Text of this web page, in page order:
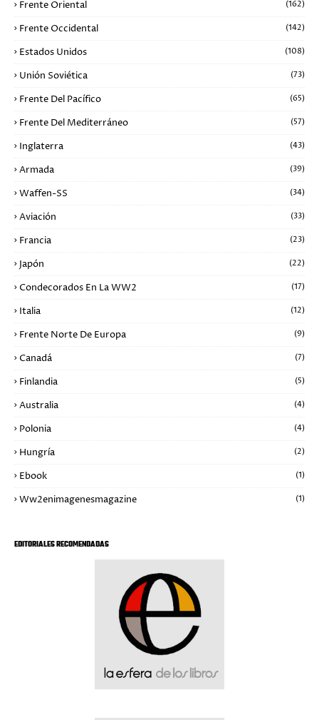
Frente Oriental (162)
Frente Occidental (142)
Estados Unidos (108)
Unión Soviética (73)
Frente Del Pacífico (65)
Frente Del Mediterráneo (57)
Inglaterra (43)
Armada (39)
Waffen-SS (34)
Aviación (33)
Francia (23)
Japón (22)
Condecorados En La WW2 (17)
Italia (12)
Frente Norte De Europa (9)
Canadá (7)
Finlandia (5)
Australia (4)
Polonia (4)
Hungría (2)
Ebook (1)
Ww2enimagenesmagazine (1)
EDITORIALES RECOMENDADAS